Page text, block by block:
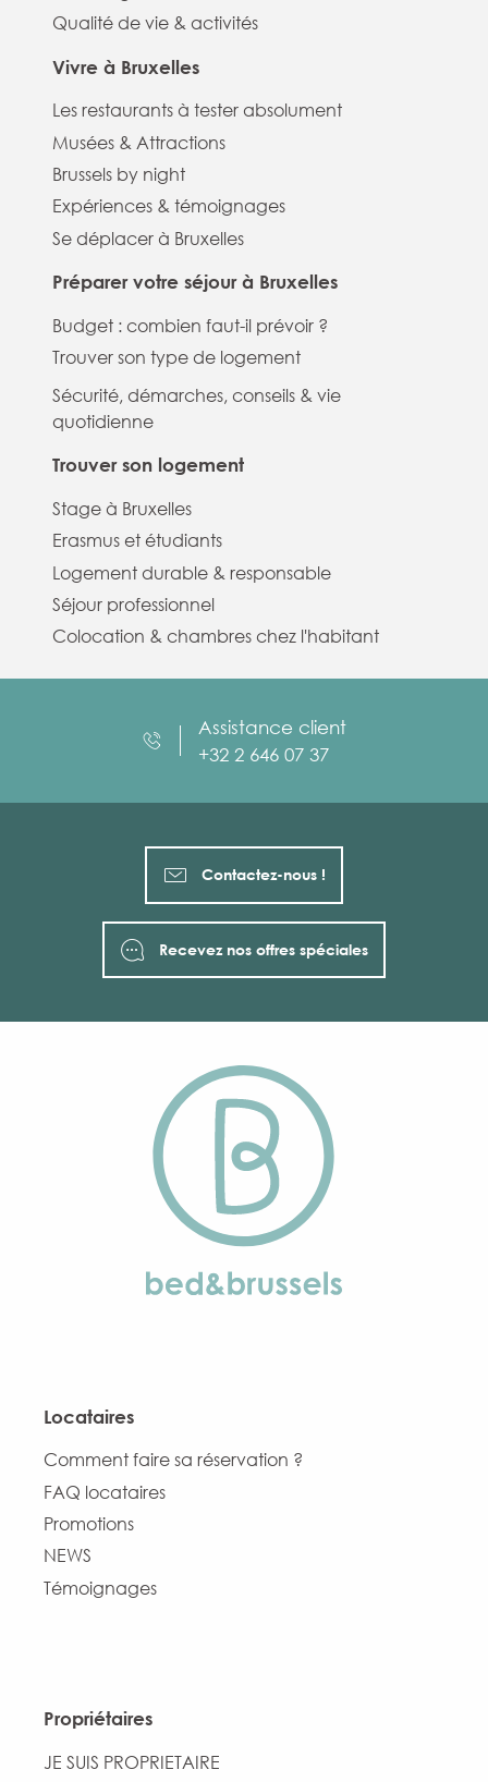
Qualité de vie & activités
Vivre à Bruxelles
Les restaurants à tester absolument
Musées & Attractions
Brussels by night
Expériences & témoignages
Se déplacer à Bruxelles
Préparer votre séjour à Bruxelles
Budget : combien faut-il prévoir ?
Trouver son type de logement
Sécurité, démarches, conseils & vie
quotidienne
Trouver son logement
Stage à Bruxelles
Erasmus et étudiants
Logement durable & responsable
Séjour professionnel
Colocation & chambres chez l'habitant
Assistance client
+32 2 646 07 37
Contactez-nous !
Recevez nos offres spéciales
Locataires
Comment faire sa réservation ?
FAQ locataires
Promotions
NEWS
Témoignages
Propriétaires
JE SUIS PROPRIETAIRE